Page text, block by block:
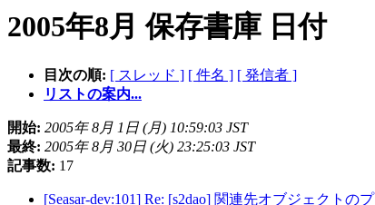
2005年8月 保存書庫 日付
目次の順: [ スレッド ] [ 件名 ] [ 発信者 ]
リストの案内...
開始: 2005年 8月 1日 (月) 10:59:03 JST
最終: 2005年 8月 30日 (火) 23:25:03 JST
記事数: 17
[Seasar-dev:101] Re: [s2dao] 関連先オブジェクトの